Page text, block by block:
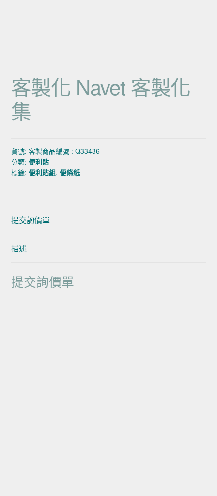
客製化 Navet 客製化
集
貨號: 客製商品編號 : Q33436
分類: 便利貼
標籤: 便利貼組, 便條紙
提交詢價單
描述
提交詢價單